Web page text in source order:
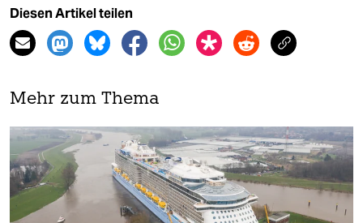
Diesen Artikel teilen
Mehr zum Thema